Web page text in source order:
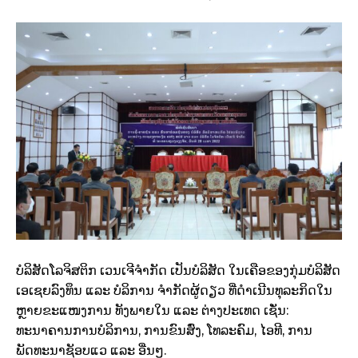
ບໍລິສັດໂລຈິສຕິກ ເວນເຈີຈຳກັດ ເປັນບໍລິສັດ ໃນເຄືອຂອງກຸ່ມບໍລິສັດ
ເອເຊຍລົງທຶນ ແລະ ບໍລິການ ຈຳກັດຜູ້ດຽວ ທີ່ດຳເນີນທຸລະກິດໃນ
ຫຼາຍຂະແໜງການ ທັງພາຍໃນ ແລະ ຕ່າງປະເທດ ເຊັ່ນ:
ທະນາຄານການບໍລິການ, ການຂົນສົ່ງ, ໂທລະຄົມ, ໄອທີ, ການ
ພັດທະນາຊັອບແວ ແລະ ອື່ນໆ.